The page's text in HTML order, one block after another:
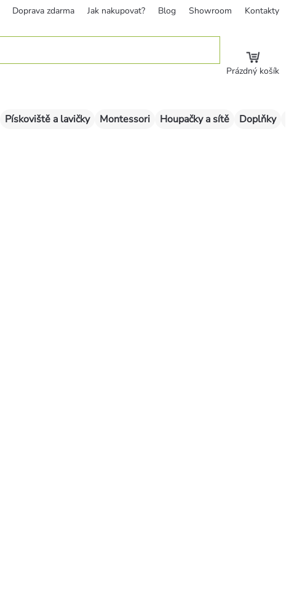
Doprava zdarma Jak nakupovat? Blog Showroom Kontakty
Prázdný košík
Pískoviště a lavičky Montessori Houpačky a sítě Doplňky